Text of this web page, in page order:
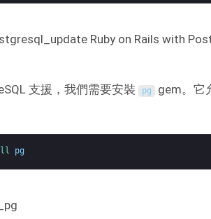
支援，我們需要安裝 pg gem。它
pg